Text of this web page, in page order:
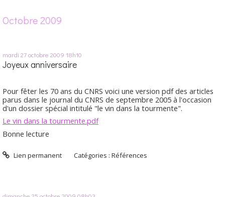
Octobre 2009
mardi 27octobre 2009 18h10
Joyeux anniversaire
Pour fêter les 70 ans du CNRS voici une version pdf des articles
parus dans le journal du CNRS de septembre 2005 à l'occasion
d'un dossier spécial intitulé "le vin dans la tourmente".
Le vin dans la tourmente.pdf
Bonne lecture
Lien permanent Catégories :Références